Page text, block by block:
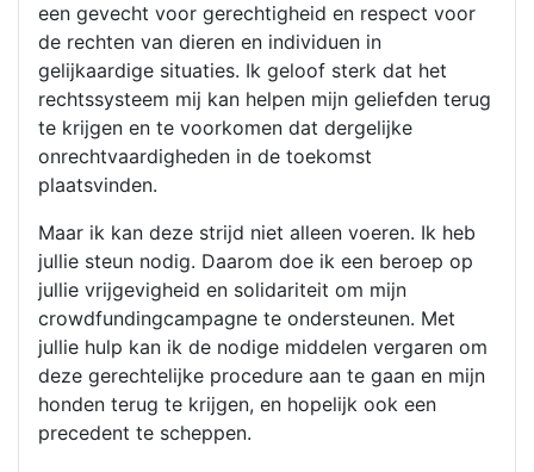
een gevecht voor gerechtigheid en respect voor
de rechten van dieren en individuen in
gelijkaardige situaties. Ik geloof sterk dat het
rechtssysteem mij kan helpen mijn geliefden terug
te krijgen en te voorkomen dat dergelijke
onrechtvaardigheden in de toekomst
plaatsvinden.
Maar ik kan deze strijd niet alleen voeren. Ik heb
jullie steun nodig. Daarom doe ik een beroep op
jullie vrijgevigheid en solidariteit om mijn
crowdfundingcampagne te ondersteunen. Met
jullie hulp kan ik de nodige middelen vergaren om
deze gerechtelijke procedure aan te gaan en mijn
honden terug te krijgen, en hopelijk ook een
precedent te scheppen.